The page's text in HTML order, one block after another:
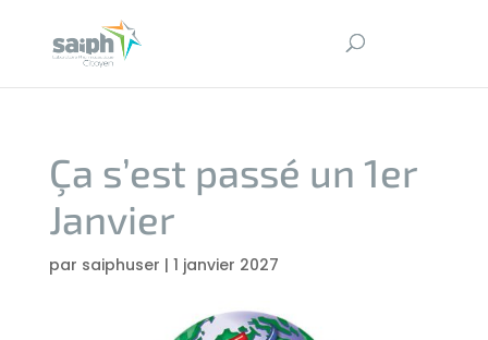
Ça s’est passé un 1er
Janvier
par saiphuser | 1 janvier 2027